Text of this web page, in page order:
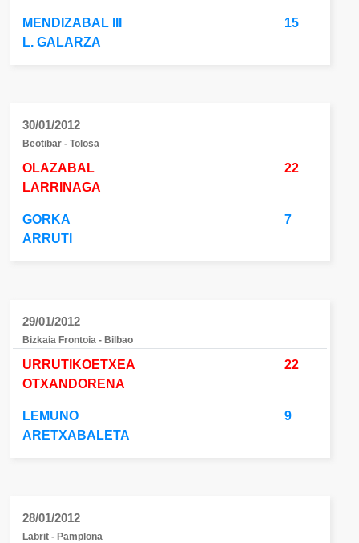
MENDIZABAL III
L. GALARZA
15
30/01/2012
Beotibar - Tolosa
OLAZABAL
LARRINAGA
22
GORKA
ARRUTI
7
29/01/2012
Bizkaia Frontoia - Bilbao
URRUTIKOETXEA
OTXANDORENA
22
LEMUNO
ARETXABALETA
9
28/01/2012
Labrit - Pamplona